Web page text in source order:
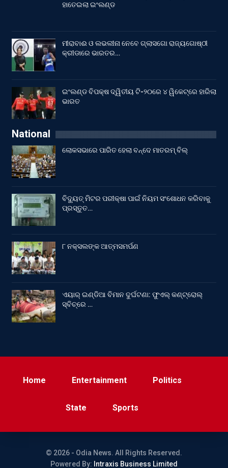
ହାତେଇଲା ଇଂଲଣ୍ଡ
ମୀରାବାଈ ଓ ଲଭଲୀନା ନେବେ ଗ୍ଲାସଗୋ ରାଜ୍ୟଗୋଷ୍ଠୀ
କ୍ରୀଡାରେ ଭାରତର…
ଇଂଲଣ୍ଡ ବିପକ୍ଷ ଦ୍ୱିତୀୟ ଟି-୨୦ରେ ୪ ୱିକେଟ୍‌ରେ ହାରିଲା
ଭାରତ
National
ଲୋକସଭାରେ ପାରିତ ହେଲା ବନ୍ଦେ ମାତରମ୍‌ ବିଲ୍‌
ବିଦ୍ୟୁତ୍ ମିଟର ପରୀକ୍ଷା ପାଇଁ ନିୟମ ସଂଶୋଧନ କରିବାକୁ
ପ୍ରସ୍ତୁତ…
୮ ନକ୍ସଲଙ୍କ ଆତ୍ମସମର୍ପଣ
ଏୟାର୍ ଇଣ୍ଡିଆ ବିମାନ ଦୁର୍ଘଟଣା: ଫୁଏଲ୍‌ କଣ୍ଟ୍ରୋଲ୍‌
ସ୍ବିଚ୍‌ରେ …
Home Entertainment Politics
State Sports
© 2026 - Odia News. All Rights Reserved.
Powered By: Intraxis Business Limited